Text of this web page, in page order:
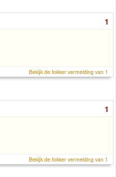
1
Bekijk de fokker vermelding van 1
1
Bekijk de fokker vermelding van 1